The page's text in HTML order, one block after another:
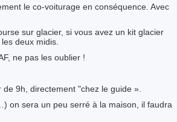
le co-voiturage en conséquence. Avec
sur glacier, si vous avez un kit glacier
deux midis.
ne pas les oublier !
9h, directement "chez le guide ».
on sera un peu serré à la maison, il faudra